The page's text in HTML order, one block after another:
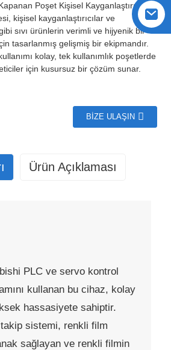
Poşet Kişisel Kayganlaştırıcı
kişisel kayganlaştırıcılar ve
sıvı ürünlerin verimli ve hijyenik bir
tasarlanmış gelişmiş bir ekipmandır.
kolay, tek kullanımlık poşetlerde
için kusursuz bir çözüm sunar.
BIZE ULAŞIN
Ürün Açıklaması
PLC ve servo kontrol
kullanan bu cihaz, kolay
hassasiyete sahiptir.
sistemi, renkli film
sağlayan ve renkli filmin